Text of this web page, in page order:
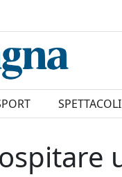
SPETTACOLI